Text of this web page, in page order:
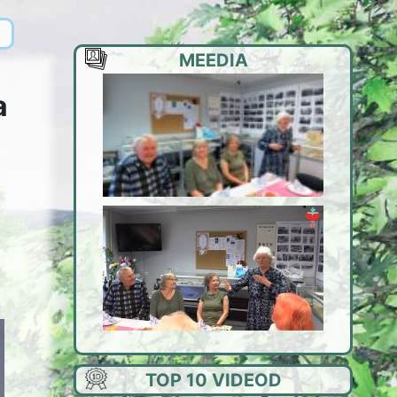
MEEDIA
TOP 10 VIDEOD